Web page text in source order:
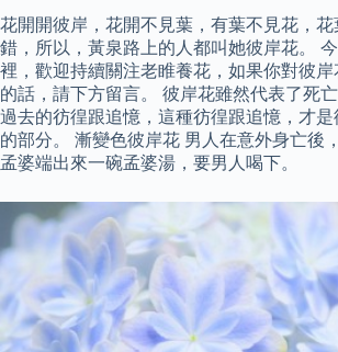
花開開彼岸，花開不見葉，有葉不見花，
錯，所以，黃泉路上的人都叫她彼岸花。
裡，歡迎持續關注老睢養花，如果你對彼
的話，請下方留言。 彼岸花雖然代表了死
過去的彷徨跟追憶，這種彷徨跟追憶，才
的部分。 漸變色彼岸花 男人在意外身亡後
孟婆端出來一碗孟婆湯，要男人喝下。